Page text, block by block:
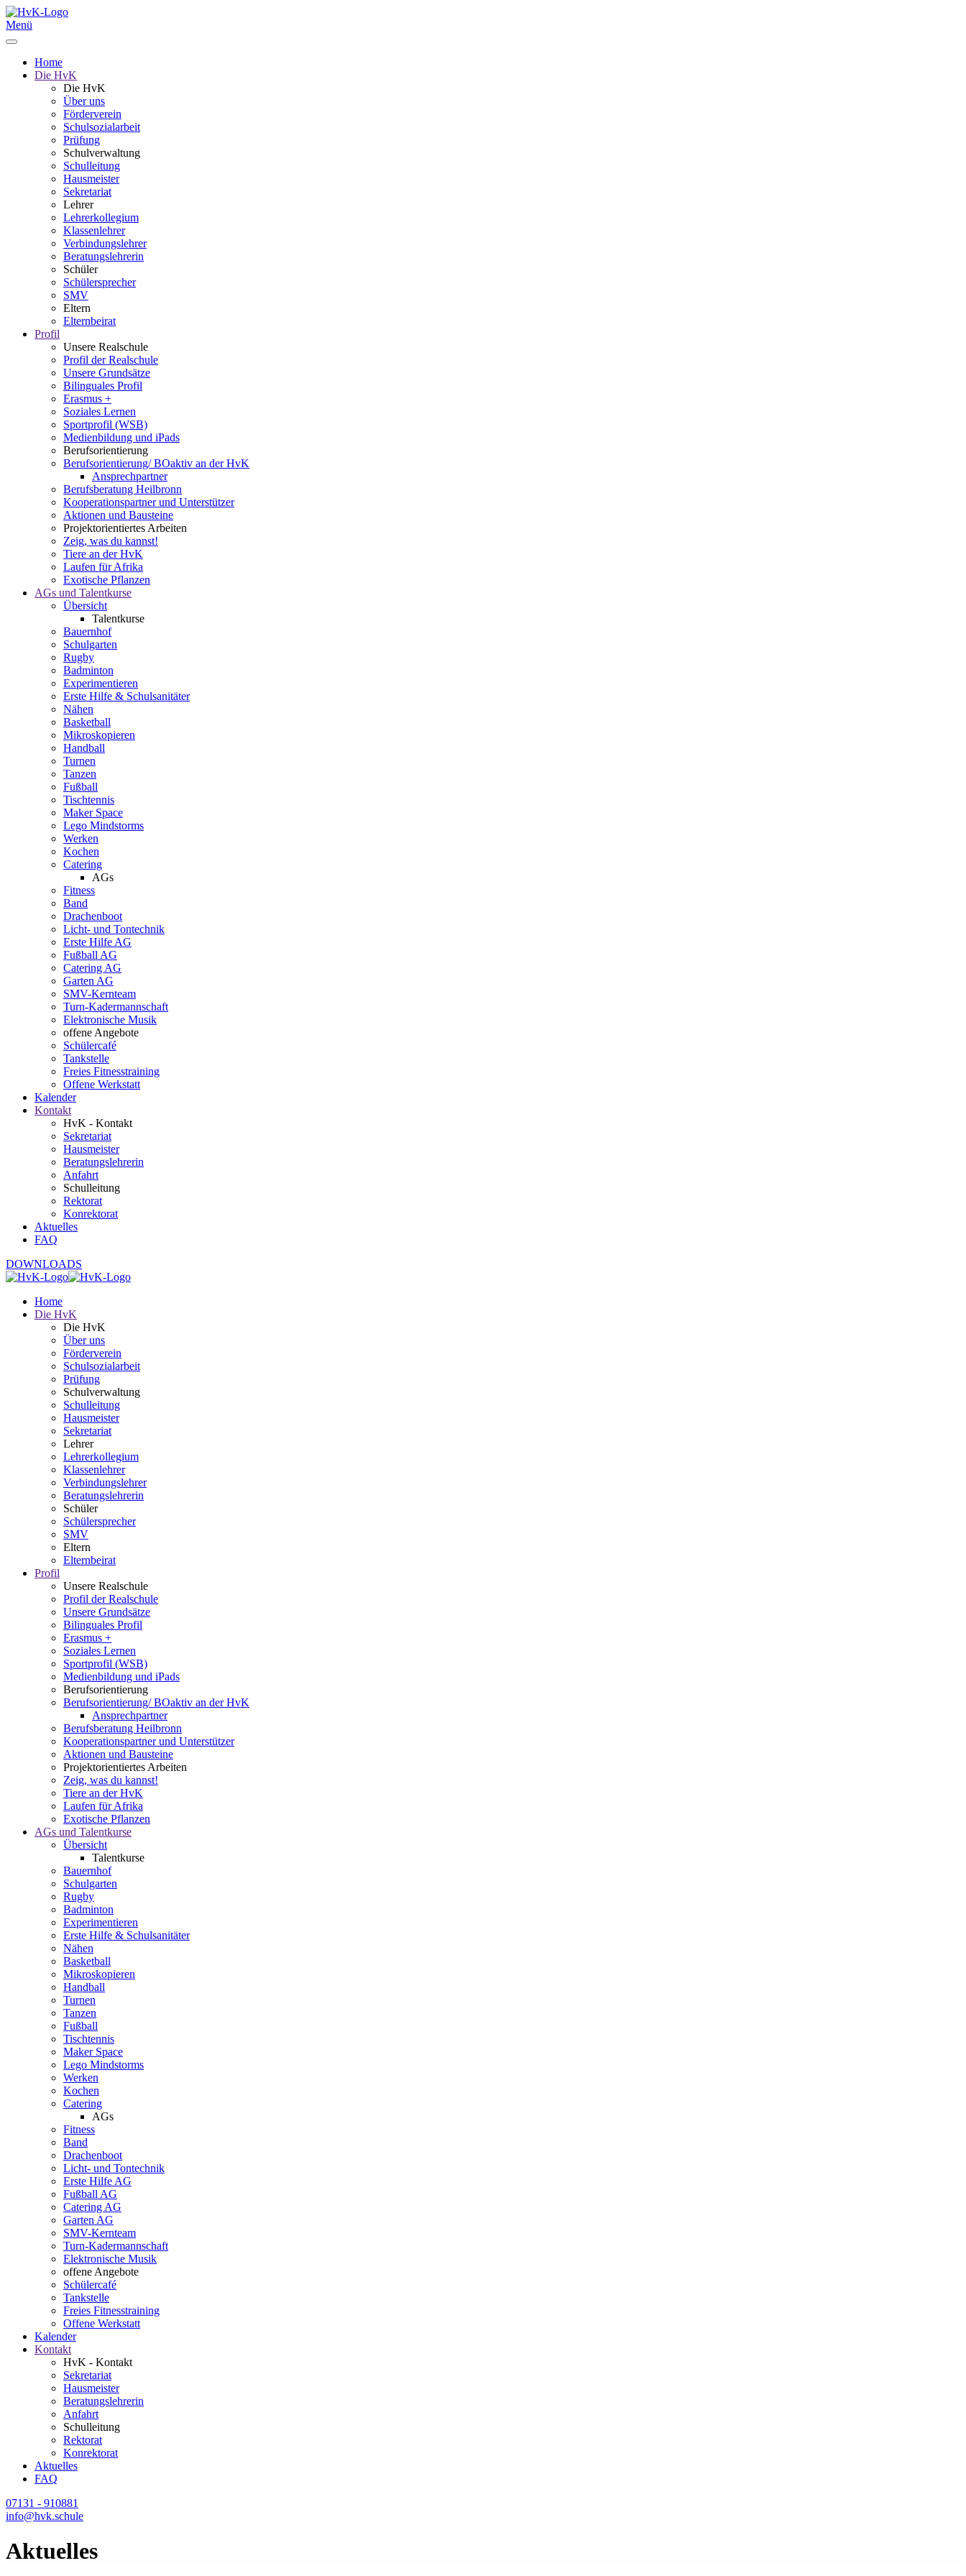
Menü
Home
Die HvK
Die HvK
Über uns
Förderverein
Schulsozialarbeit
Prüfung
Schulverwaltung
Schulleitung
Hausmeister
Sekretariat
Lehrer
Lehrerkollegium
Klassenlehrer
Verbindungslehrer
Beratungslehrerin
Schüler
Schülersprecher
SMV
Eltern
Elternbeirat
Profil
Unsere Realschule
Profil der Realschule
Unsere Grundsätze
Bilinguales Profil
Erasmus +
Soziales Lernen
Sportprofil (WSB)
Medienbildung und iPads
Berufsorientierung
Berufsorientierung/ BOaktiv an der HvK
Ansprechpartner
Berufsberatung Heilbronn
Kooperationspartner und Unterstützer
Aktionen und Bausteine
Projektorientiertes Arbeiten
Zeig, was du kannst!
Tiere an der HvK
Laufen für Afrika
Exotische Pflanzen
AGs und Talentkurse
Übersicht
Talentkurse
Bauernhof
Schulgarten
Rugby
Badminton
Experimentieren
Erste Hilfe & Schulsanitäter
Nähen
Basketball
Mikroskopieren
Handball
Turnen
Tanzen
Fußball
Tischtennis
Maker Space
Lego Mindstorms
Werken
Kochen
Catering
AGs
Fitness
Band
Drachenboot
Licht- und Tontechnik
Erste Hilfe AG
Fußball AG
Catering AG
Garten AG
SMV-Kernteam
Turn-Kadermannschaft
Elektronische Musik
offene Angebote
Schülercafé
Tankstelle
Freies Fitnesstraining
Offene Werkstatt
Kalender
Kontakt
HvK - Kontakt
Sekretariat
Hausmeister
Beratungslehrerin
Anfahrt
Schulleitung
Rektorat
Konrektorat
Aktuelles
FAQ
DOWNLOADS
Home
Die HvK
Die HvK
Über uns
Förderverein
Schulsozialarbeit
Prüfung
Schulverwaltung
Schulleitung
Hausmeister
Sekretariat
Lehrer
Lehrerkollegium
Klassenlehrer
Verbindungslehrer
Beratungslehrerin
Schüler
Schülersprecher
SMV
Eltern
Elternbeirat
Profil
Unsere Realschule
Profil der Realschule
Unsere Grundsätze
Bilinguales Profil
Erasmus +
Soziales Lernen
Sportprofil (WSB)
Medienbildung und iPads
Berufsorientierung
Berufsorientierung/ BOaktiv an der HvK
Ansprechpartner
Berufsberatung Heilbronn
Kooperationspartner und Unterstützer
Aktionen und Bausteine
Projektorientiertes Arbeiten
Zeig, was du kannst!
Tiere an der HvK
Laufen für Afrika
Exotische Pflanzen
AGs und Talentkurse
Übersicht
Talentkurse
Bauernhof
Schulgarten
Rugby
Badminton
Experimentieren
Erste Hilfe & Schulsanitäter
Nähen
Basketball
Mikroskopieren
Handball
Turnen
Tanzen
Fußball
Tischtennis
Maker Space
Lego Mindstorms
Werken
Kochen
Catering
AGs
Fitness
Band
Drachenboot
Licht- und Tontechnik
Erste Hilfe AG
Fußball AG
Catering AG
Garten AG
SMV-Kernteam
Turn-Kadermannschaft
Elektronische Musik
offene Angebote
Schülercafé
Tankstelle
Freies Fitnesstraining
Offene Werkstatt
Kalender
Kontakt
HvK - Kontakt
Sekretariat
Hausmeister
Beratungslehrerin
Anfahrt
Schulleitung
Rektorat
Konrektorat
Aktuelles
FAQ
07131 - 910881
info@hvk.schule
Aktuelles